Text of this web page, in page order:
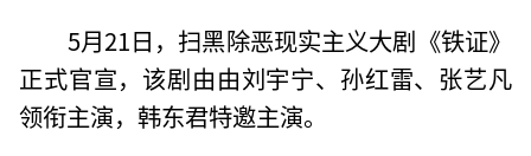
5月21日，扫黑除恶现实主义大剧《铁证》
正式官宣，该剧由由刘宇宁、孙红雷、张艺凡
领衔主演，韩东君特邀主演。